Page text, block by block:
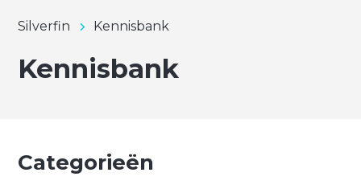
Silverfin Kennisbank
Kennisbank
Categorieën